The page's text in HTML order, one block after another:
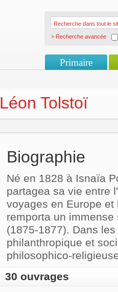
> Recherche avancée
Primaire
Léon Tolstoï
Biographie
Né en 1828 à Isnaïa
partagea sa vie entre
voyages en Europe
remporta un
(1875-1877). Dans
philanthropique et
philosophico-
30 ouvrages